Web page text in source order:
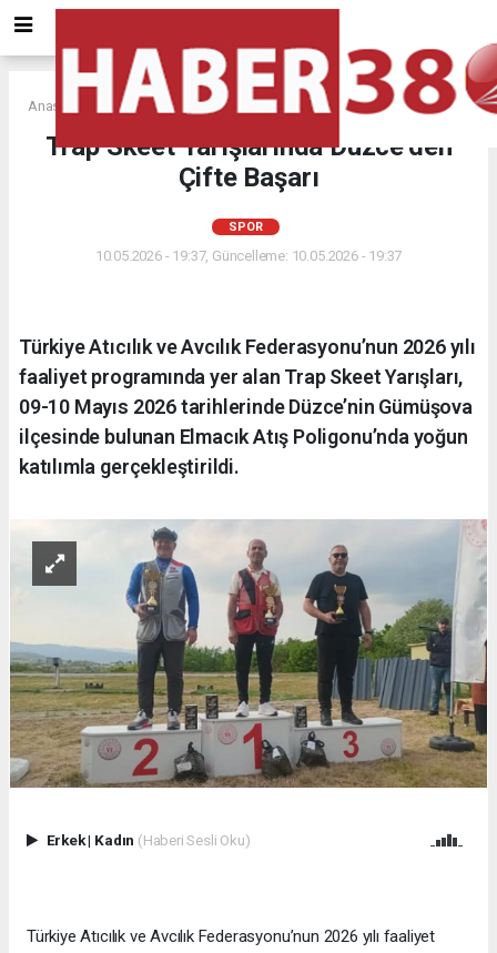
Anasayfa SPOR
Trap Skeet Yarışlarında Düzce’den
Çifte Başarı
SPOR
10.05.2026 - 19:37, Güncelleme: 10.05.2026 - 19:37
Türkiye Atıcılık ve Avcılık Federasyonu’nun 2026 yılı
faaliyet programında yer alan Trap Skeet Yarışları,
09-10 Mayıs 2026 tarihlerinde Düzce’nin Gümüşova
ilçesinde bulunan Elmacık Atış Poligonu’nda yoğun
katılımla gerçekleştirildi.
Erkek| Kadın (Haberi Sesli Oku)
Türkiye Atıcılık ve Avcılık Federasyonu’nun 2026 yılı faaliyet